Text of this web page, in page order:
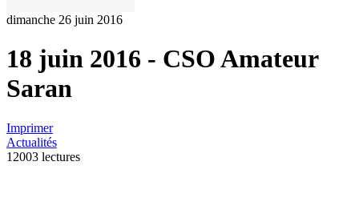
dimanche 26 juin 2016
18 juin 2016 - CSO Amateur
Saran
Imprimer
Actualités
12003 lectures